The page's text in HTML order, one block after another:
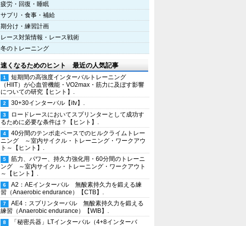
疲労・回復・睡眠
サプリ・食事・補給
期分け・練習計画
レース対策情報・レース戦術
冬のトレーニング
速くなるためのヒント 最近の人気記事
短期間の高強度インターバルトレーニング
（HIIT）が心血管機能・VO2max・筋力に及ぼす影響
についての研究【ヒント】.
30+30インターバル【itv】.
ロードレースにおいてスプリンターとして成功す
るために必要な条件は？【ヒント】.
40分間のテンポ走ペースでのヒルクライムトレー
ニング ～室内サイクル・トレーニング・ワークアウ
ト～【ヒント】.
筋力、パワー、持久力強化用・60分間のトレーニ
ング ～室内サイクル・トレーニング・ワークアウト
～【ヒント】.
A2：AEインターバル 無酸素持久力を鍛える練
習（Anaerobic endurance）【CTB】.
AE4：スプリンターバル 無酸素持久力を鍛える
練習（Anaerobic endurance）【WIB】.
「秘密兵器」LTインターバル（4+8インターバ